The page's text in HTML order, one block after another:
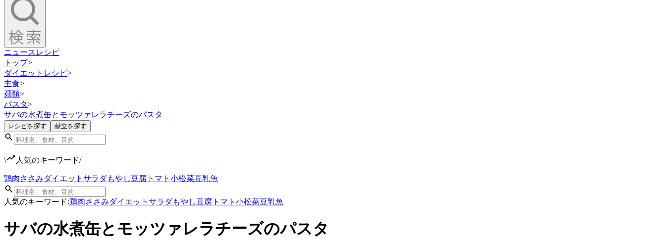
ニュース レシピ
トップ>
ダイエットレシピ>
主食>
麺類>
パスタ>
サバの水煮缶とモッツァレラチーズのパスタ
レシピを探す 献立を探す
\ 人気のキーワード/
鶏肉ささみダイエット サラダもやし豆腐 トマト 小松菜豆乳魚
人気のキーワード:鶏肉ささみダイエット サラダもやし豆腐 トマト 小松菜豆乳魚
サバの水煮缶とモッツァレラチーズのパスタ